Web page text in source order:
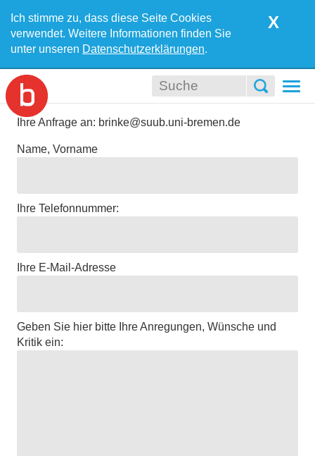
Ich stimme zu, dass diese Seite Cookies
verwendet. Weitere Informationen finden Sie
unter unseren Datenschutzerklärungen.
X
Ihre Anfrage an: brinke@suub.uni-bremen.de
Name, Vorname
Ihre Telefonnummer:
Ihre E-Mail-Adresse
Geben Sie hier bitte Ihre Anregungen, Wünsche und
Kritik ein: